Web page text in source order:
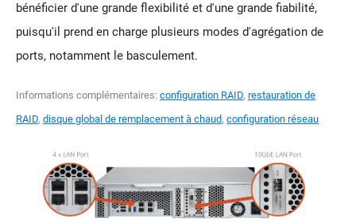
bénéficier d'une grande flexibilité et d'une grande fiabilité,
puisqu'il prend en charge plusieurs modes d'agrégation de
ports, notamment le basculement.
Informations complémentaires: configuration RAID, restauration de
RAID, disque global de remplacement à chaud, configuration réseau